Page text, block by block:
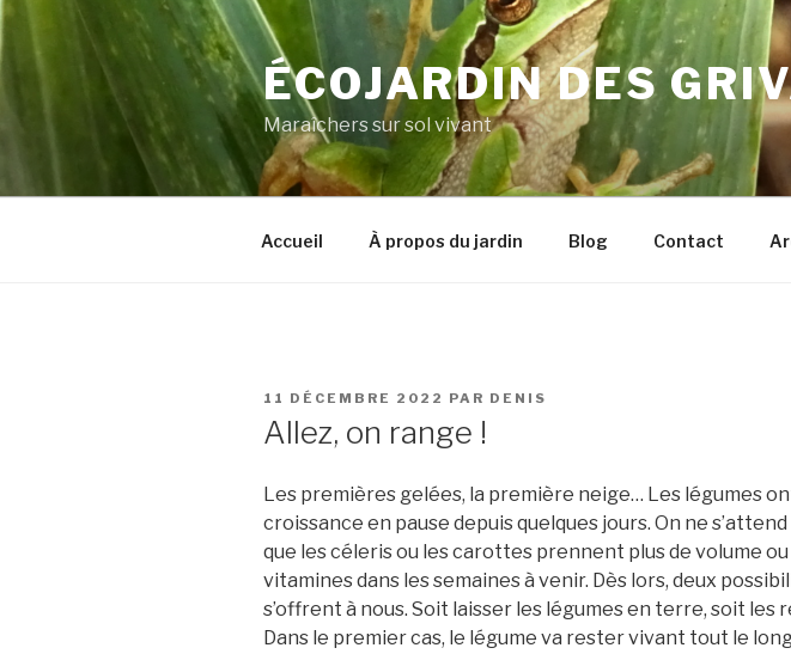
Aller
contenu
ÉCOJARDIN DES
Maraîchers sur sol vivant
Accueil À propos du jardin Blog Contact
PUBLIÉ
11 DÉCEMBRE 2022 PAR DENIS
Allez, on range !
Les premières gelées, la première neige… Les légumes
croissance en pause depuis quelques jours. On ne s’attend
que les céleris ou les carottes prennent plus de volume ou
vitamines dans les semaines à venir. Dès lors, deux
s’offrent à nous. Soit laisser les légumes en terre, soit les
Dans le premier cas, le légume va rester vivant tout le long